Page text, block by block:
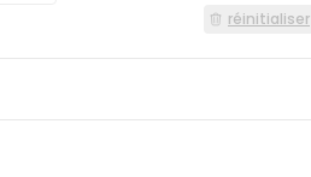
réinitialiser